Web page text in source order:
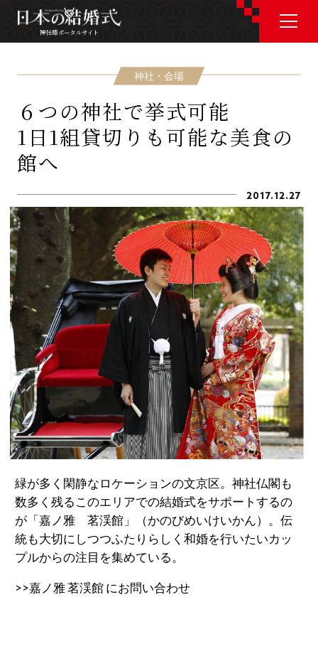
神社婚ポータルサイト
J P E N
衣裳を探す
和婚コラム
先輩カップル実例
クリップリスト
神社婚ポータルサイト
神社・会場
６つの神社で挙式可能
1日1組貸切りも可能な美食の
館へ
2017.12.27
緑が多く閑静なロケーションの文京区。神社仏閣も
数多く残るこのエリアでの結婚式をサポートするの
が「嘉ノ雅 茗渓館」（かのびめいけいかん）。伝
統も大切にしつつふたりらしく和婚を行いたいカッ
プルからの注目を集めている。
>>嘉ノ雅 茗渓館 にお問い合わせ